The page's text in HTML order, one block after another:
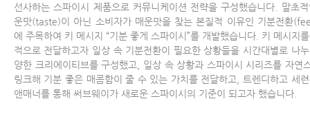
선사하는 스파이시 제품으로 커뮤니케이션 전략을 구성했습니다. 말초
운맛(taste)이 아닌 소비자가 매운맛을 찾는 본질적 이유인 기분전환
에 주목하여 키 메시지 “기분 좋게 스파이시”를 개발했습니다. 키 메시지
적으로 전달하고자 일상 속 기분전환이 필요한 상황들을 시간대별로 나
양한 크리에이티브를 구성했고, 일상 속 상황과 스파이시 시리즈를 자연
링크해 기분 좋은 매콤함이 줄 수 있는 가치를 전달하고, 트렌디하고 세
앤매너를 통해 써브웨이가 새로운 스파이시의 기준이 되고자 했습니다.